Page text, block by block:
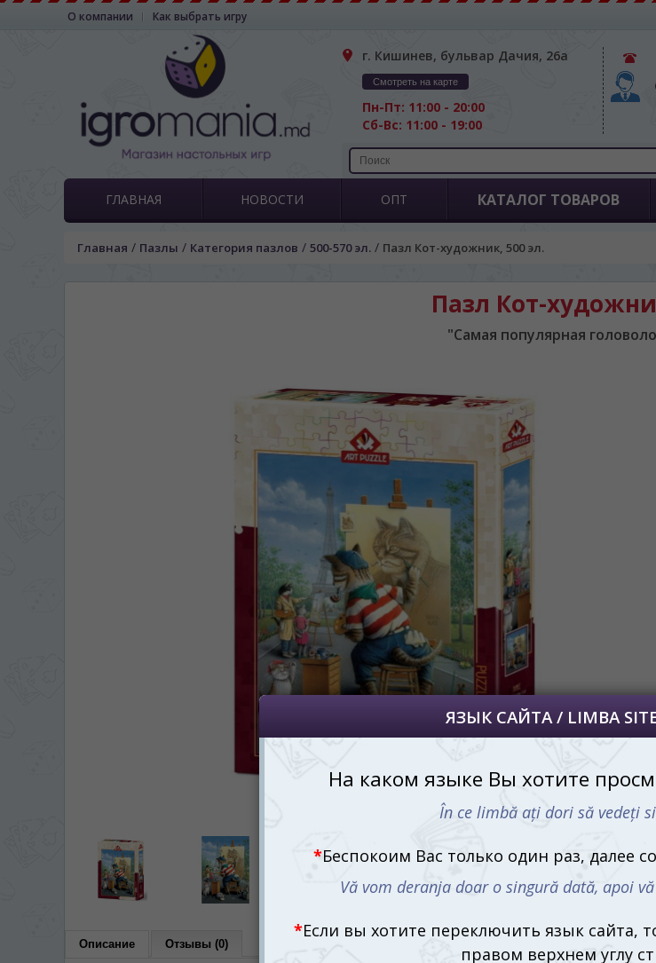
О компании Как выбрать игру
г. Кишинев, бульвар Дачия, 26а
Смотреть на карте
Пн-Пт: 11:00 - 20:00
Сб-Вс: 11:00 - 19:00
ГЛАВНАЯ НОВОСТИ ОПТ КАТАЛОГ ТОВАРОВ
Главная / Пазлы / Категория пазлов / 500-570 эл. / Пазл Кот-художник, 500 эл.
Пазл Кот-
"Самая популярная
Описание Отзывы (0)
ЯЗЫК САЙТА / LIMBA SITE-ULUI
На каком языке Вы хотите просматривать наш сайт?
În ce limbă ați dori să vedeți site-ul nostru?
Беспокоим Вас только один раз, далее сохраним Ваш выбор языка.
Vă vom deranja doar o singură dată, apoi vă vom salva alegerea limbii.
Если вы хотите переключить язык сайта, то это можно всегда сделать в
правом верхнем углу страницы.
Dacă doriți să schimbați limba site-ului, puteți oricând să faceți asta în colțul din
dreapta sus al paginii.
RU